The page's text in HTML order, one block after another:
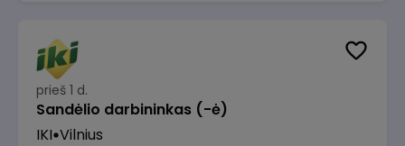
prieš 1 d.
Sandėlio darbininkas (-ė)
IKI Vilnius